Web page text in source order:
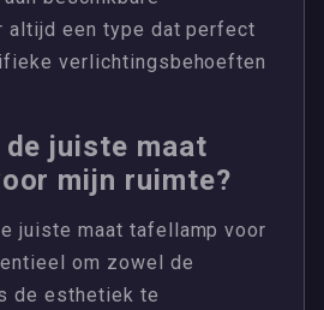
altijd een type dat perfect
verlichtingsbehoeften
juiste maat
mijn ruimte?
juiste maat tafellamp voor
om zowel de
de esthetiek te